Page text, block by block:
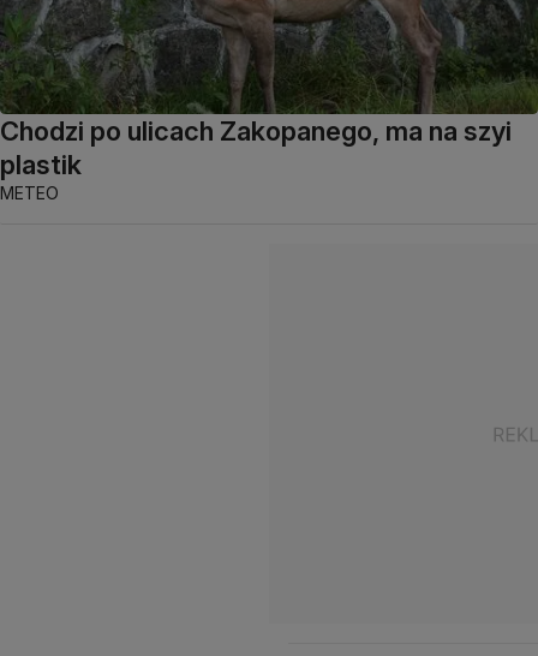
Chodzi po ulicach Zakopanego, ma na szyi
plastik
METEO